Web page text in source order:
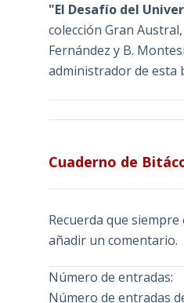
"El Desafío del
colección Gran
Fernández y B.
administrador de esta
Cuaderno de
Recuerda que
añadir un comentario.
Número de entradas:
Número de entradas